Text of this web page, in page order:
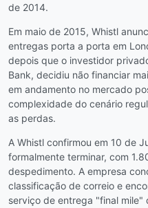
de 2014.
Em maio de 2015, Whistl
entregas porta a porta em
depois que o investidor
Bank, decidiu não financiar
em andamento no mercado
complexidade do cenário
as perdas.
A Whistl confirmou em 10 de
formalmente terminar, com
despedimento. A empresa
classificação de correio e
serviço de entrega "final mile"